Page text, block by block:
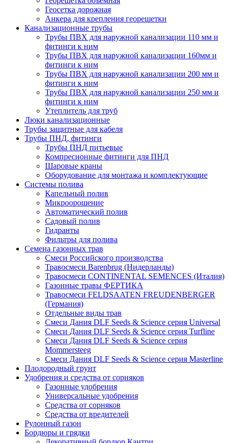
Геосетка дорожная
Анкера для крепления георешетки
Канализационные трубы
Трубы ПВХ для наружной канализации 110 мм и
фитинги к ним
Трубы ПВХ для наружной канализации 160мм и
фитинги к ним
Трубы ПВХ для наружной канализации 200 мм и
фитинги к ним
Трубы ПВХ для наружной канализации 250 мм и
фитинги к ним
Утеплитель для труб
Люки канализационные
Трубы защитные для кабеля
Трубы ПНД, фитинги
Трубы ПНД питьевые
Компресионные фитинги для ПНД
Шаровые краны
Оборудование для монтажа и комплектующие
Системы полива
Капельный полив
Микроорошение
Автоматический полив
Садовый полив
Гидранты
Фильтры для полива
Семена газонных трав
Смеси Российского производства
Травосмеси Barenbrug (Нидерланды)
Травосмеси CONTINENTAL SEMENCES (Италия)
Газонные травы ФЕРТИКА
Травосмеси FELDSAATEN FREUDENBERGER
(Германия)
Отдельные виды трав
Смеси Дания DLF Seeds & Sciеnce серия Universal
Смеси Дания DLF Seeds & Sciеnce серия Turfline
Смеси Дания DLF Seeds & Sciеnce серия
Mommersteeg
Смеси Дания DLF Seeds & Sciеnce серия Masterline
Плодородный грунт
Удобрения и средства от сорняков
Газонные удобрения
Универсальные удобрения
Средства от сорняков
Средства от вредителей
Рулонный газон
Бордюры и грядки